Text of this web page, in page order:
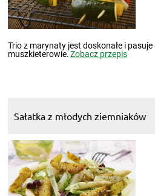
Trio z marynaty jest doskonałe i
muszkieterowie.Zobacz przepis
Sałatka z młodych ziemniaków